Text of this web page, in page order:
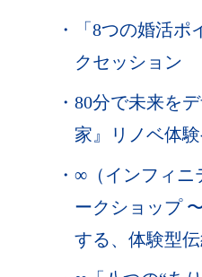
・
「8つの婚活
クセッション
・ 80分で未来を
家』リノベ体
・ ∞（インフィニ
ークショップ
する、体験型